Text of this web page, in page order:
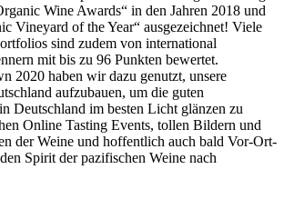
Wine Awards“ in den Jahren 2018 und
Vineyard of the Year“ ausgezeichnet! Viele
sind zudem von international
mit bis zu 96 Punkten bewertet.
2020 haben wir dazu genutzt, unsere
aufzubauen, um die guten
Deutschland im besten Licht glänzen zu
Online Tasting Events, tollen Bildern und
der Weine und hoffentlich auch bald Vor-Ort-
Spirit der pazifischen Weine nach